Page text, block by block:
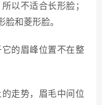
以不适合长形脸；
脸和菱形脸。
的眉峰位置不在整
走势，眉毛中间位